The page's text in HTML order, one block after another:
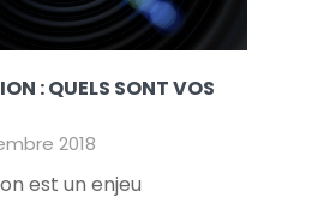
: QUELS SONT VOS
2018
est un enjeu